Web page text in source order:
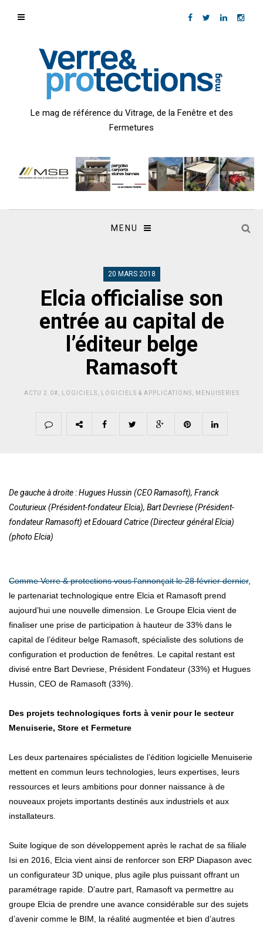
Le mag de référence du Vitrage, de la Fenêtre et des
Fermetures
MENU
20 MARS 2018
Elcia officialise son
entrée au capital de
l’éditeur belge
Ramasoft
ACTU 2.0# LOGICIELS LOGICIELS & APPLICATIONS MENUISERIES
De gauche à droite : Hugues Hussin (CEO Ramasoft), Franck
Couturieux (Président-fondateur Elcia), Bart Devriese (Président-
fondateur Ramasoft) et Edouard Catrice (Directeur général Elcia)
(photo Elcia)
Comme Verre & protections vous l'annonçait le 28 février dernier,
le partenariat technologique entre Elcia et Ramasoft prend
aujourd’hui une nouvelle dimension. Le Groupe Elcia vient de
finaliser une prise de participation à hauteur de 33% dans le
capital de l’éditeur belge Ramasoft, spécialiste des solutions de
configuration et production de fenêtres. Le capital restant est
divisé entre Bart Devriese, Président Fondateur (33%) et Hugues
Hussin, CEO de Ramasoft (33%).
Des projets technologiques forts à venir pour le secteur
Menuiserie, Store et Fermeture
Les deux partenaires spécialistes de l’édition logicielle Menuiserie
mettent en commun leurs technologies, leurs expertises, leurs
ressources et leurs ambitions pour donner naissance à de
nouveaux projets importants destinés aux industriels et aux
installateurs.
Suite logique de son développement après le rachat de sa filiale
Isi en 2016, Elcia vient ainsi de renforcer son ERP Diapason avec
un configurateur 3D unique, plus agile plus puissant offrant un
paramétrage rapide. D’autre part, Ramasoft va permettre au
groupe Elcia de prendre une avance considérable sur des sujets
d’avenir comme le BIM, la réalité augmentée et bien d’autres